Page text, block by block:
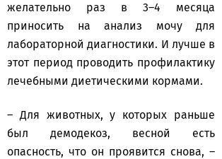
желательно раз в 3–4 месяца
приносить на анализ мочу для
лабораторной диагностики. И лучше в
этот период проводить профилактику
лечебными диетическими кормами.
– Для животных, у которых раньше
был демодекоз, весной есть
опасность, что он проявится снова, –